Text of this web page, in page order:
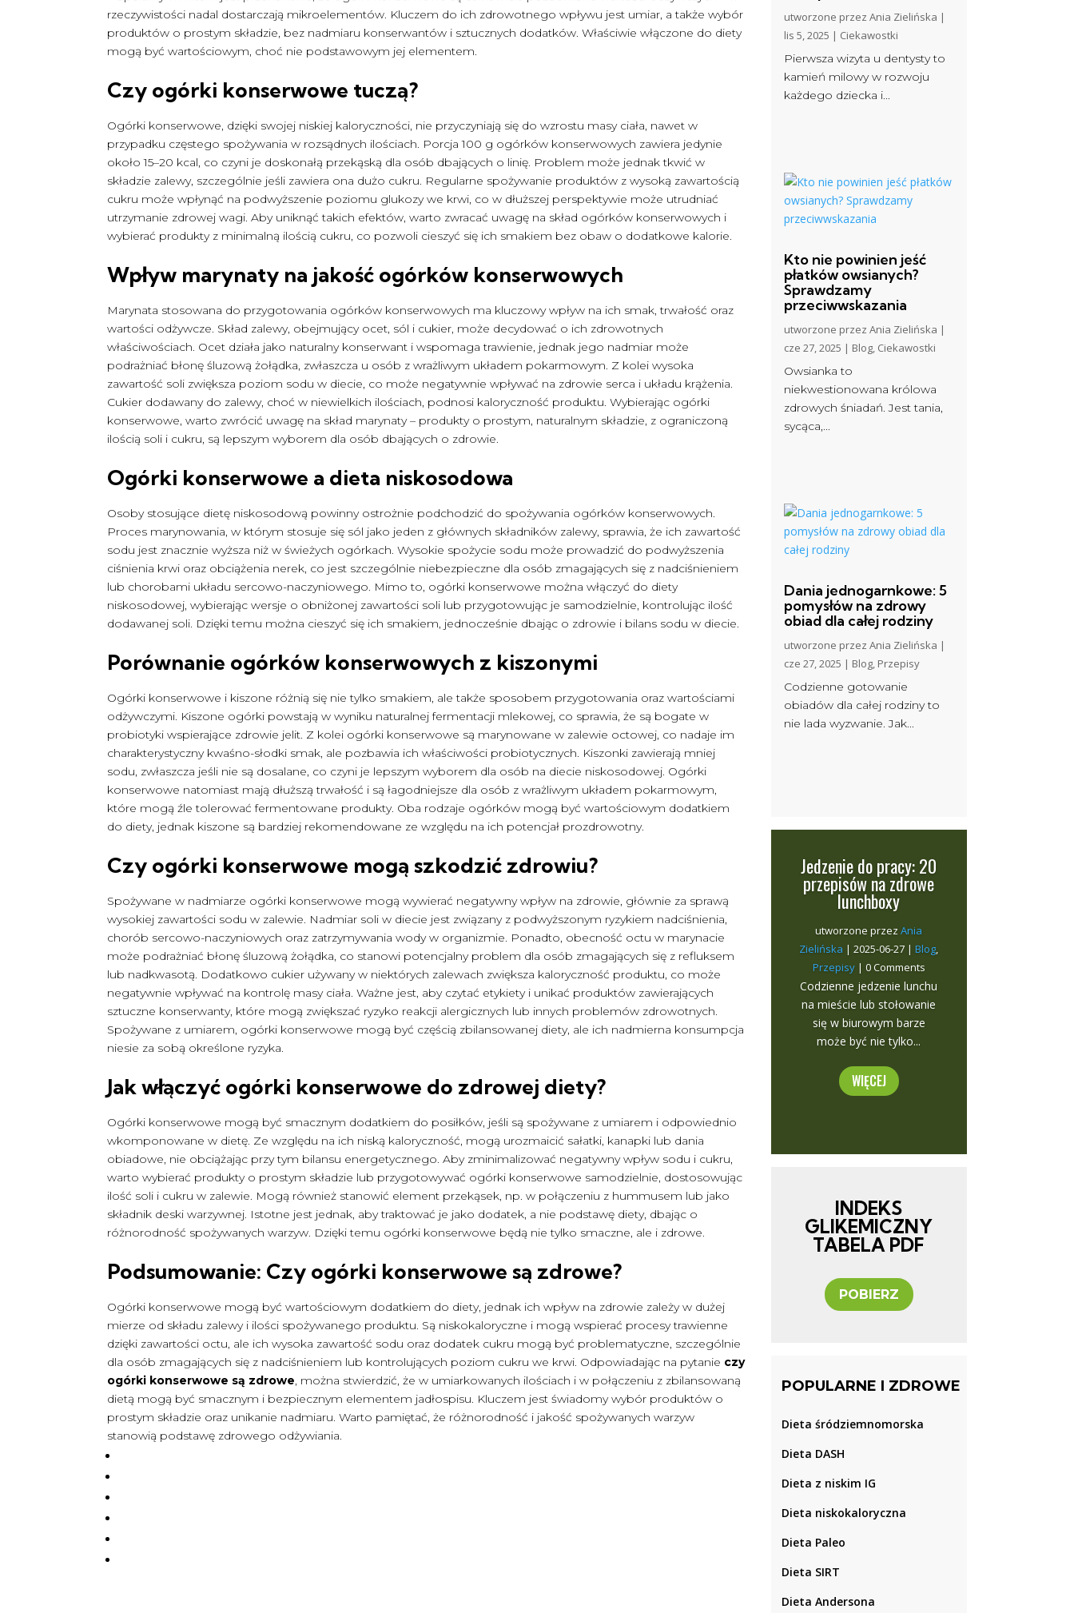
rzeczywistości nadal dostarczają mikroelementów. Kluczem do ich zdrowotnego wpływu jest umiar, a także wybór
produktów o prostym składzie, bez nadmiaru konserwantów i sztucznych dodatków. Właściwie włączone do diety
mogą być wartościowym, choć nie podstawowym jej elementem.
Czy ogórki konserwowe tuczą?
Ogórki konserwowe, dzięki swojej niskiej kaloryczności, nie przyczyniają się do wzrostu masy ciała, nawet w
przypadku częstego spożywania w rozsądnych ilościach. Porcja 100 g ogórków konserwowych zawiera jedynie
około 15–20 kcal, co czyni je doskonałą przekąską dla osób dbających o linię. Problem może jednak tkwić w
składzie zalewy, szczególnie jeśli zawiera ona dużo cukru. Regularne spożywanie produktów z wysoką zawartością
cukru może wpłynąć na podwyższenie poziomu glukozy we krwi, co w dłuższej perspektywie może utrudniać
utrzymanie zdrowej wagi. Aby uniknąć takich efektów, warto zwracać uwagę na skład ogórków konserwowych i
wybierać produkty z minimalną ilością cukru, co pozwoli cieszyć się ich smakiem bez obaw o dodatkowe kalorie.
Wpływ marynaty na jakość ogórków konserwowych
Marynata stosowana do przygotowania ogórków konserwowych ma kluczowy wpływ na ich smak, trwałość oraz
wartości odżywcze. Skład zalewy, obejmujący ocet, sól i cukier, może decydować o ich zdrowotnych
właściwościach. Ocet działa jako naturalny konserwant i wspomaga trawienie, jednak jego nadmiar może
podrażniać błonę śluzową żołądka, zwłaszcza u osób z wrażliwym układem pokarmowym. Z kolei wysoka
zawartość soli zwiększa poziom sodu w diecie, co może negatywnie wpływać na zdrowie serca i układu krążenia.
Cukier dodawany do zalewy, choć w niewielkich ilościach, podnosi kaloryczność produktu. Wybierając ogórki
konserwowe, warto zwrócić uwagę na skład marynaty – produkty o prostym, naturalnym składzie, z ograniczoną
ilością soli i cukru, są lepszym wyborem dla osób dbających o zdrowie.
Ogórki konserwowe a dieta niskosodowa
Osoby stosujące dietę niskosodową powinny ostrożnie podchodzić do spożywania ogórków konserwowych.
Proces marynowania, w którym stosuje się sól jako jeden z głównych składników zalewy, sprawia, że ich zawartość
sodu jest znacznie wyższa niż w świeżych ogórkach. Wysokie spożycie sodu może prowadzić do podwyższenia
ciśnienia krwi oraz obciążenia nerek, co jest szczególnie niebezpieczne dla osób zmagających się z nadciśnieniem
lub chorobami układu sercowo-naczyniowego. Mimo to, ogórki konserwowe można włączyć do diety
niskosodowej, wybierając wersje o obniżonej zawartości soli lub przygotowując je samodzielnie, kontrolując ilość
dodawanej soli. Dzięki temu można cieszyć się ich smakiem, jednocześnie dbając o zdrowie i bilans sodu w diecie.
Porównanie ogórków konserwowych z kiszonymi
Ogórki konserwowe i kiszone różnią się nie tylko smakiem, ale także sposobem przygotowania oraz wartościami
odżywczymi. Kiszone ogórki powstają w wyniku naturalnej fermentacji mlekowej, co sprawia, że są bogate w
probiotyki wspierające zdrowie jelit. Z kolei ogórki konserwowe są marynowane w zalewie octowej, co nadaje im
charakterystyczny kwaśno-słodki smak, ale pozbawia ich właściwości probiotycznych. Kiszonki zawierają mniej
sodu, zwłaszcza jeśli nie są dosalane, co czyni je lepszym wyborem dla osób na diecie niskosodowej. Ogórki
konserwowe natomiast mają dłuższą trwałość i są łagodniejsze dla osób z wrażliwym układem pokarmowym,
które mogą źle tolerować fermentowane produkty. Oba rodzaje ogórków mogą być wartościowym dodatkiem
do diety, jednak kiszone są bardziej rekomendowane ze względu na ich potencjał prozdrowotny.
Czy ogórki konserwowe mogą szkodzić zdrowiu?
Spożywane w nadmiarze ogórki konserwowe mogą wywierać negatywny wpływ na zdrowie, głównie za sprawą
wysokiej zawartości sodu w zalewie. Nadmiar soli w diecie jest związany z podwyższonym ryzykiem nadciśnienia,
chorób sercowo-naczyniowych oraz zatrzymywania wody w organizmie. Ponadto, obecność octu w marynacie
może podrażniać błonę śluzową żołądka, co stanowi potencjalny problem dla osób zmagających się z refluksem
lub nadkwasotą. Dodatkowo cukier używany w niektórych zalewach zwiększa kaloryczność produktu, co może
negatywnie wpływać na kontrolę masy ciała. Ważne jest, aby czytać etykiety i unikać produktów zawierających
sztuczne konserwanty, które mogą zwiększać ryzyko reakcji alergicznych lub innych problemów zdrowotnych.
Spożywane z umiarem, ogórki konserwowe mogą być częścią zbilansowanej diety, ale ich nadmierna konsumpcja
niesie za sobą określone ryzyka.
Jak włączyć ogórki konserwowe do zdrowej diety?
Ogórki konserwowe mogą być smacznym dodatkiem do posiłków, jeśli są spożywane z umiarem i odpowiednio
wkomponowane w dietę. Ze względu na ich niską kaloryczność, mogą urozmaicić sałatki, kanapki lub dania
obiadowe, nie obciążając przy tym bilansu energetycznego. Aby zminimalizować negatywny wpływ sodu i cukru,
warto wybierać produkty o prostym składzie lub przygotowywać ogórki konserwowe samodzielnie, dostosowując
ilość soli i cukru w zalewie. Mogą również stanowić element przekąsek, np. w połączeniu z hummusem lub jako
składnik deski warzywnej. Istotne jest jednak, aby traktować je jako dodatek, a nie podstawę diety, dbając o
różnorodność spożywanych warzyw. Dzięki temu ogórki konserwowe będą nie tylko smaczne, ale i zdrowe.
Podsumowanie: Czy ogórki konserwowe są zdrowe?
Ogórki konserwowe mogą być wartościowym dodatkiem do diety, jednak ich wpływ na zdrowie zależy w dużej
mierze od składu zalewy i ilości spożywanego produktu. Są niskokaloryczne i mogą wspierać procesy trawienne
dzięki zawartości octu, ale ich wysoka zawartość sodu oraz dodatek cukru mogą być problematyczne, szczególnie
dla osób zmagających się z nadciśnieniem lub kontrolujących poziom cukru we krwi. Odpowiadając na pytanie czy
ogórki konserwowe są zdrowe, można stwierdzić, że w umiarkowanych ilościach i w połączeniu z zbilansowaną
dietą mogą być smacznym i bezpiecznym elementem jadłospisu. Kluczem jest świadomy wybór produktów o
prostym składzie oraz unikanie nadmiaru. Warto pamiętać, że różnorodność i jakość spożywanych warzyw
stanowią podstawę zdrowego odżywiania.
utworzone przezAnia Zielińska |
lis 5, 2025 | Ciekawostki
Pierwsza wizyta u dentysty to
kamień milowy w rozwoju
każdego dziecka i...
Kto nie powinien jeść
płatków owsianych?
Sprawdzamy
przeciwwskazania
utworzone przezAnia Zielińska |
cze 27, 2025 | Blog, Ciekawostki
Owsianka to
niekwestionowana królowa
zdrowych śniadań. Jest tania,
sycąca,...
Dania jednogarnkowe: 5
pomysłów na zdrowy
obiad dla całej rodziny
utworzone przezAnia Zielińska |
cze 27, 2025 | Blog, Przepisy
Codzienne gotowanie
obiadów dla całej rodziny to
nie lada wyzwanie. Jak...
Jedzenie do pracy: 20
przepisów na zdrowe
lunchboxy
utworzone przezAnia
Zielińska |2025-06-27 |Blog,
Przepisy| 0 Comments
Codzienne jedzenie lunchu
na mieście lub stołowanie
się w biurowym barze
może być nie tylko...
WIĘCEJ
INDEKS
GLIKEMICZNY
TABELA PDF
POBIERZ
POPULARNE I ZDROWE
Dieta śródziemnomorska
Dieta DASH
Dieta z niskim IG
Dieta niskokaloryczna
Dieta Paleo
Dieta SIRT
Dieta Andersona